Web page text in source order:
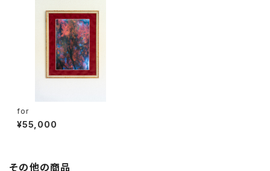
for
¥55,000
その他の商品